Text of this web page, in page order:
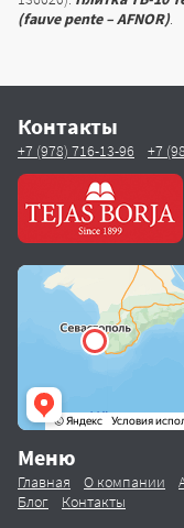
(fauve pente – AFNOR).
Контакты
+7 (978) 716-13-96 +7
Меню
Главная О компании
Блог
Контакты